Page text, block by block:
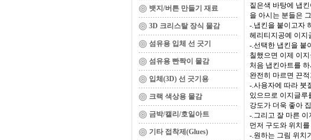
뱃지/버튼 만들기 재료
3D 크리스탈 장식 물감
섬유용 입체 선 긋기
섬유용 빤짝이 물감
입체(3D) 선 긋기용
크랙 색상용 물감
금박/캘리/호일아트
기타 접착제(Glues)
짙은색 바탕에 냅
을 아시는 분들은
-.냅킨을 붙이고자
헤리티지공예 이지
-.선택한 냅킨을 붙
칠했으면 이제 이
처음 냅킨아트를
완전히 마르면 끈
-.사용자에 따라 붓
있으므로 이지글루
강도가 더욱 좋아
-.그리고 잘 마른
먼저 구도와 위치
-.원하는 그림 위치